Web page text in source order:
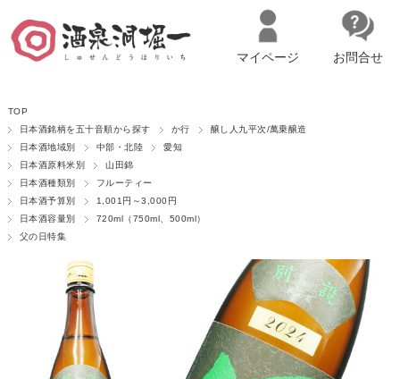
マイページへログイン カートをみる
マイページ お問合せ
TOP
日本酒銘柄を五十音順から探す
か行
醸し人九平次/萬乗醸造
日本酒地域別
中部・北陸
愛知
日本酒原料米別
山田錦
日本酒種類別
フルーティー
日本酒予算別
1,001円～3,000円
日本酒容量別
720ml（750ml、500ml）
父の日特集